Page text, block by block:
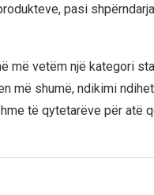
pasi
më vetëm një kategori
më shumë, ndikimi
të qytetarëve për atë